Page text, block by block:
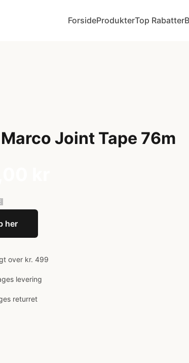
ForsideProdukterTop Rabatter
Joint Tape 76m
her
over kr. 499
levering
returret